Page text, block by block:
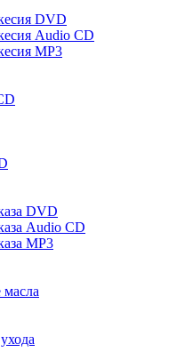
DVD
Audio CD
MP3
DVD
Audio CD
MP3
масла